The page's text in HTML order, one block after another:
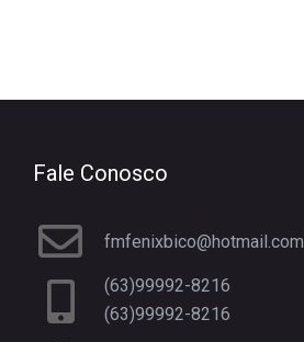
Fale Conosco
fmfenixbico@hotmail.com
(63)99992-8216
(63)99992-8216